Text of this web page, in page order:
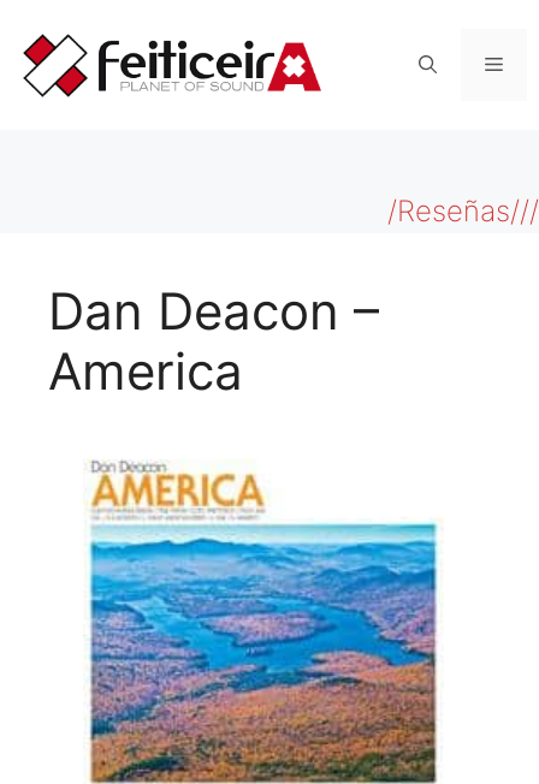
contenido
/Reseñas///
Dan Deacon –
America